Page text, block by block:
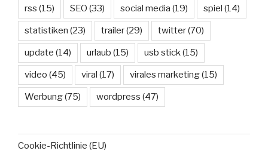
rss (15) SEO (33) social media (19) spiel (14)
statistiken (23) trailer(29) twitter(70)
update (14) urlaub (15) usb stick(15)
video (45) viral (17) virales marketing(15)
Werbung(75) wordpress (47)
Cookie-Richtlinie (EU)